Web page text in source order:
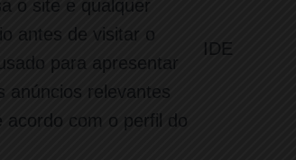
o site e qualquer
antes de visitar o
para apresentar
anúncios relevantes
acordo com o perfil do
IDE